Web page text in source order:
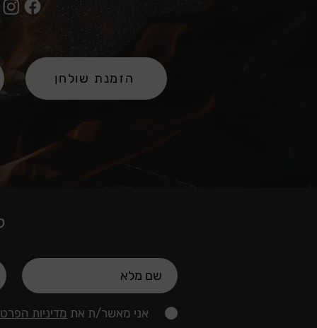
הזמנת שולחן
אני מאשר/ת את מדיניות